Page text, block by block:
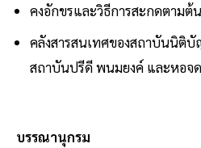
คงอักขรและวิธีการสะกดตามต้
คลังสารสนเทศของสถาบันนิติ
สถาบันปรีดี พนมยงค์ และหอจ
บรรณานุกรม